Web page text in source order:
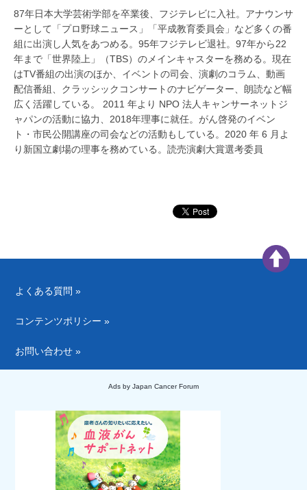
87年日本大学芸術学部を卒業後、フジテレビに入社。アナウンサ
ーとして「プロ野球ニュース」「平成教育委員会」など多くの番
組に出演し人気をあつめる。95年フジテレビ退社。97年から22
年まで「世界陸上」（TBS）のメインキャスターを務める。現在
はTV番組の出演のほか、イベントの司会、演劇のコラム、動画
配信番組、クラッシックコンサートのナビゲーター、朗読など幅
広く活躍している。 2011 年より NPO 法人キャンサーネットジ
ャパンの活動に協力、2018年理事に就任。がん啓発のイベン
ト・市民公開講座の司会などの活動もしている。2020 年 6 月よ
り新国立劇場の理事を務めている。読売演劇大賞選考委員
よくある質問 »
コンテンツポリシー »
お問い合わせ »
Ads by Japan Cancer Forum